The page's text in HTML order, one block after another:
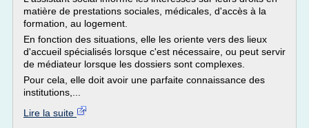
matière de prestations sociales, médicales, d'accès à la
formation, au logement.
En fonction des situations, elle les oriente vers des lieux
d'accueil spécialisés lorsque c'est nécessaire, ou peut servir
de médiateur lorsque les dossiers sont complexes.
Pour cela, elle doit avoir une parfaite connaissance des
institutions,...
Lire la suite